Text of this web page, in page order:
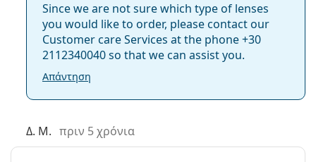
Since we are not sure which type of lenses
you would like to order, please contact our
Customer care Services at the phone +30
2112340040 so that we can assist you.
Απάντηση
Δ. Μ. πριν 5 χρόνια